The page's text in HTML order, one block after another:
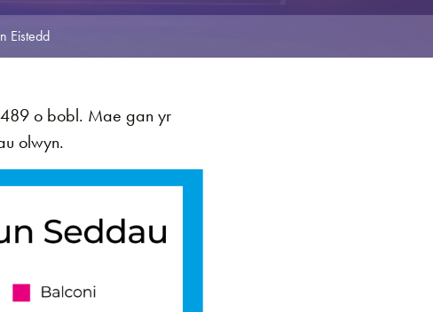
Eistedd
o bobl. Mae gan yr
olwyn.